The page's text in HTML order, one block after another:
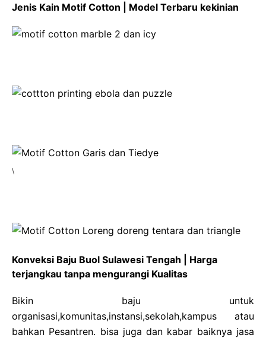
Jenis Kain Motif Cotton | Model Terbaru kekinian
\
Konveksi Baju Buol Sulawesi Tengah | Harga
terjangkau tanpa mengurangi Kualitas
Bikin baju untuk
organisasi,komunitas,instansi,sekolah,kampus atau
bahkan Pesantren. bisa juga dan kabar baiknya jasa